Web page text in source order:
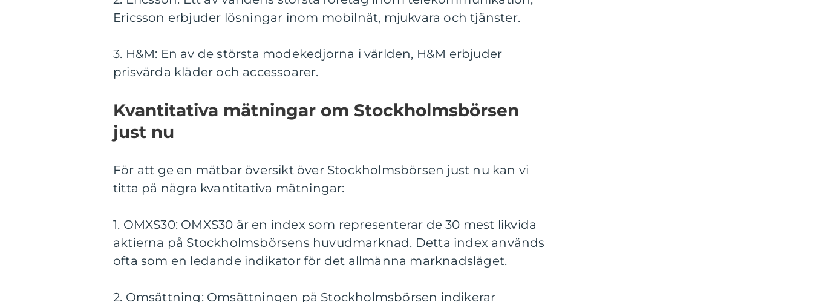
Ericsson erbjuder lösningar inom mobilnät, mjukvara och tjänster.
3. H&M: En av de största modekedjorna i världen, H&M erbjuder
prisvärda kläder och accessoarer.
Kvantitativa mätningar om Stockholmsbörsen
just nu
För att ge en mätbar översikt över Stockholmsbörsen just nu kan vi
titta på några kvantitativa mätningar:
1. OMXS30: OMXS30 är en index som representerar de 30 mest likvida
aktierna på Stockholmsbörsens huvudmarknad. Detta index används
ofta som en ledande indikator för det allmänna marknadsläget.
2. Omsättning: Omsättningen på Stockholmsbörsen indikerar